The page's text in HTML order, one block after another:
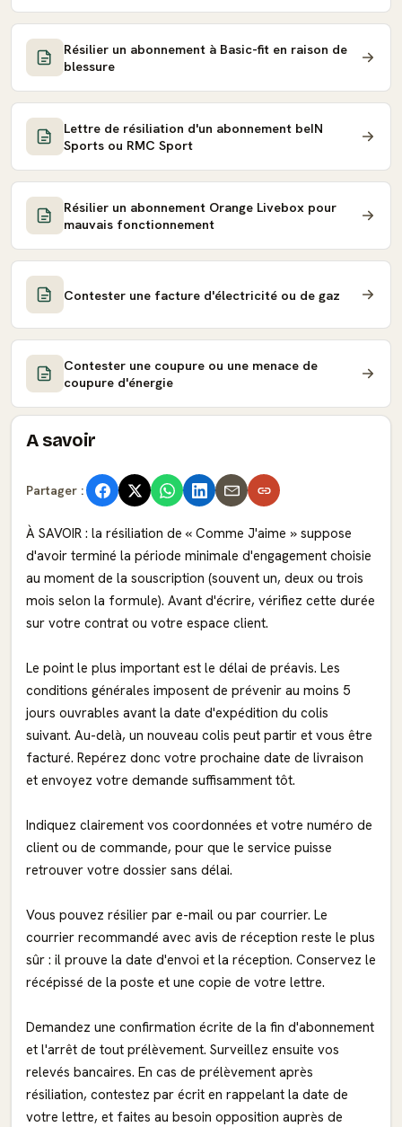
Résilier un abonnement à Basic-fit en raison de
blessure
Lettre de résiliation d'un abonnement beIN
Sports ou RMC Sport
Résilier un abonnement Orange Livebox pour
mauvais fonctionnement
Contester une facture d'électricité ou de gaz
Contester une coupure ou une menace de
coupure d'énergie
A savoir
Partager :
À SAVOIR : la résiliation de « Comme J'aime » suppose
d'avoir terminé la période minimale d'engagement choisie
au moment de la souscription (souvent un, deux ou trois
mois selon la formule). Avant d'écrire, vérifiez cette durée
sur votre contrat ou votre espace client.
Le point le plus important est le délai de préavis. Les
conditions générales imposent de prévenir au moins 5
jours ouvrables avant la date d'expédition du colis
suivant. Au-delà, un nouveau colis peut partir et vous être
facturé. Repérez donc votre prochaine date de livraison
et envoyez votre demande suffisamment tôt.
Indiquez clairement vos coordonnées et votre numéro de
client ou de commande, pour que le service puisse
retrouver votre dossier sans délai.
Vous pouvez résilier par e-mail ou par courrier. Le
courrier recommandé avec avis de réception reste le plus
sûr : il prouve la date d'envoi et la réception. Conservez le
récépissé de la poste et une copie de votre lettre.
Demandez une confirmation écrite de la fin d'abonnement
et l'arrêt de tout prélèvement. Surveillez ensuite vos
relevés bancaires. En cas de prélèvement après
résiliation, contestez par écrit en rappelant la date de
votre lettre, et faites au besoin opposition auprès de